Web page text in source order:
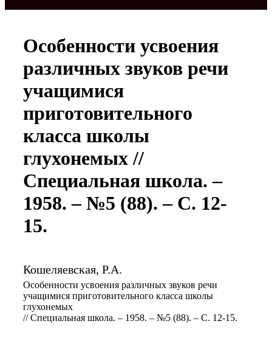
Особенности усвоения
различных звуков речи
учащимися
приготовительного
класса школы
глухонемых //
Специальная школа. –
1958. – №5 (88). – С. 12-
15.
Кошеляевская, Р.А.
Особенности усвоения различных звуков речи
учащимися приготовительного класса школы
глухонемых
// Специальная школа. – 1958. – №5 (88). – С. 12-15.